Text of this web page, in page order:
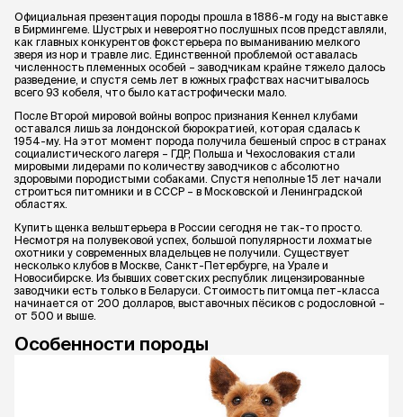
Официальная презентация породы прошла в 1886-м году на выставке
в Бирмингеме. Шустрых и невероятно послушных псов представляли,
как главных конкурентов фокстерьера по выманиванию мелкого
зверя из нор и травле лис. Единственной проблемой оставалась
численность племенных особей – заводчикам крайне тяжело далось
разведение, и спустя семь лет в южных графствах насчитывалось
всего 93 кобеля, что было катастрофически мало.
После Второй мировой войны вопрос признания Кеннел клубами
оставался лишь за лондонской бюрократией, которая сдалась к
1954-му. На этот момент порода получила бешеный спрос в странах
социалистического лагеря – ГДР, Польша и Чехословакия стали
мировыми лидерами по количеству заводчиков с абсолютно
здоровыми породистыми собаками. Спустя неполные 15 лет начали
строиться питомники и в СССР – в Московской и Ленинградской
областях.
Купить щенка вельштерьера в России сегодня не так-то просто.
Несмотря на полувековой успех, большой популярности лохматые
охотники у современных владельцев не получили. Существует
несколько клубов в Москве, Санкт-Петербурге, на Урале и
Новосибирске. Из бывших советских республик лицензированные
заводчики есть только в Беларуси. Стоимость питомца пет-класса
начинается от 200 долларов, выставочных пёсиков с родословной –
от 500 и выше.
Особенности породы